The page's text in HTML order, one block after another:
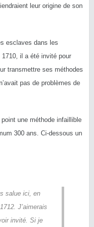
leur origine de son
esclaves dans les
il a été invité pour
transmettre ses méthodes
pas de problèmes de
une méthode infaillible
300 ans. Ci-dessous un
salue ici, en
J’aimerais
invité. Si je